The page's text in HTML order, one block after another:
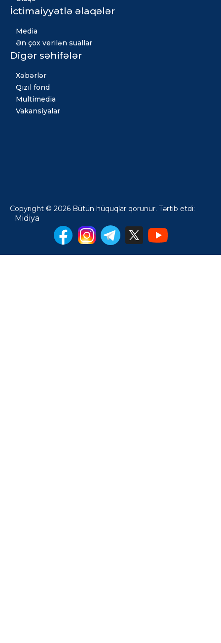
İctimaiyyətlə əlaqələr
Media
Ən çox verilən suallar
Digər səhifələr
Xəbərlər
Qızıl fond
Multimedia
Vakansiyalar
Copyright © 2026 Bütün hüquqlar qorunur. Tərtib etdi:
Midiya